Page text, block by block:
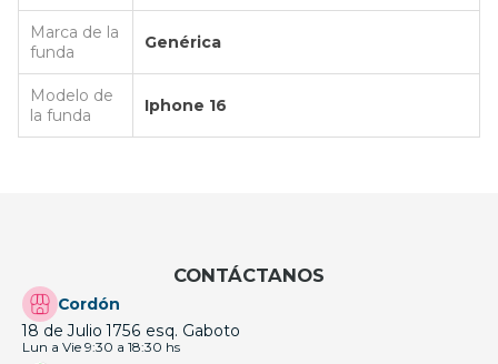
Marca de la
funda
Genérica
Modelo de
la funda
Iphone 16
CONTÁCTANOS
Cordón
18 de Julio 1756 esq. Gaboto
Lun a Vie 9:30 a 18:30 hs